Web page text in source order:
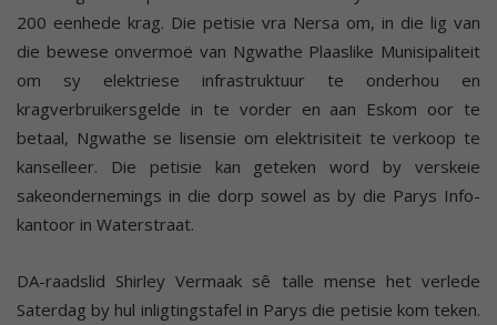
200 eenhede krag. Die petisie vra Nersa om, in die lig van
die bewese onvermoë van Ngwathe Plaaslike Munisipaliteit
om sy elektriese infrastruktuur te onderhou en
kragverbruikersgelde in te vorder en aan Eskom oor te
betaal, Ngwathe se lisensie om elektrisiteit te verkoop te
kanselleer. Die petisie kan geteken word by verskeie
sakeondernemings in die dorp sowel as by die Parys Info-
kantoor in Waterstraat.
DA-raadslid Shirley Vermaak sê talle mense het verlede
Saterdag by hul inligtingstafel in Parys die petisie kom teken.